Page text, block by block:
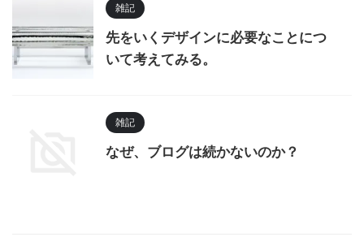
雑記
先をいくデザインに必要なことにつ
いて考えてみる。
雑記
なぜ、ブログは続かないのか？